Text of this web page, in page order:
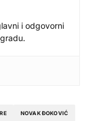
i odgovorni
NOVAK ĐOKOVIĆ